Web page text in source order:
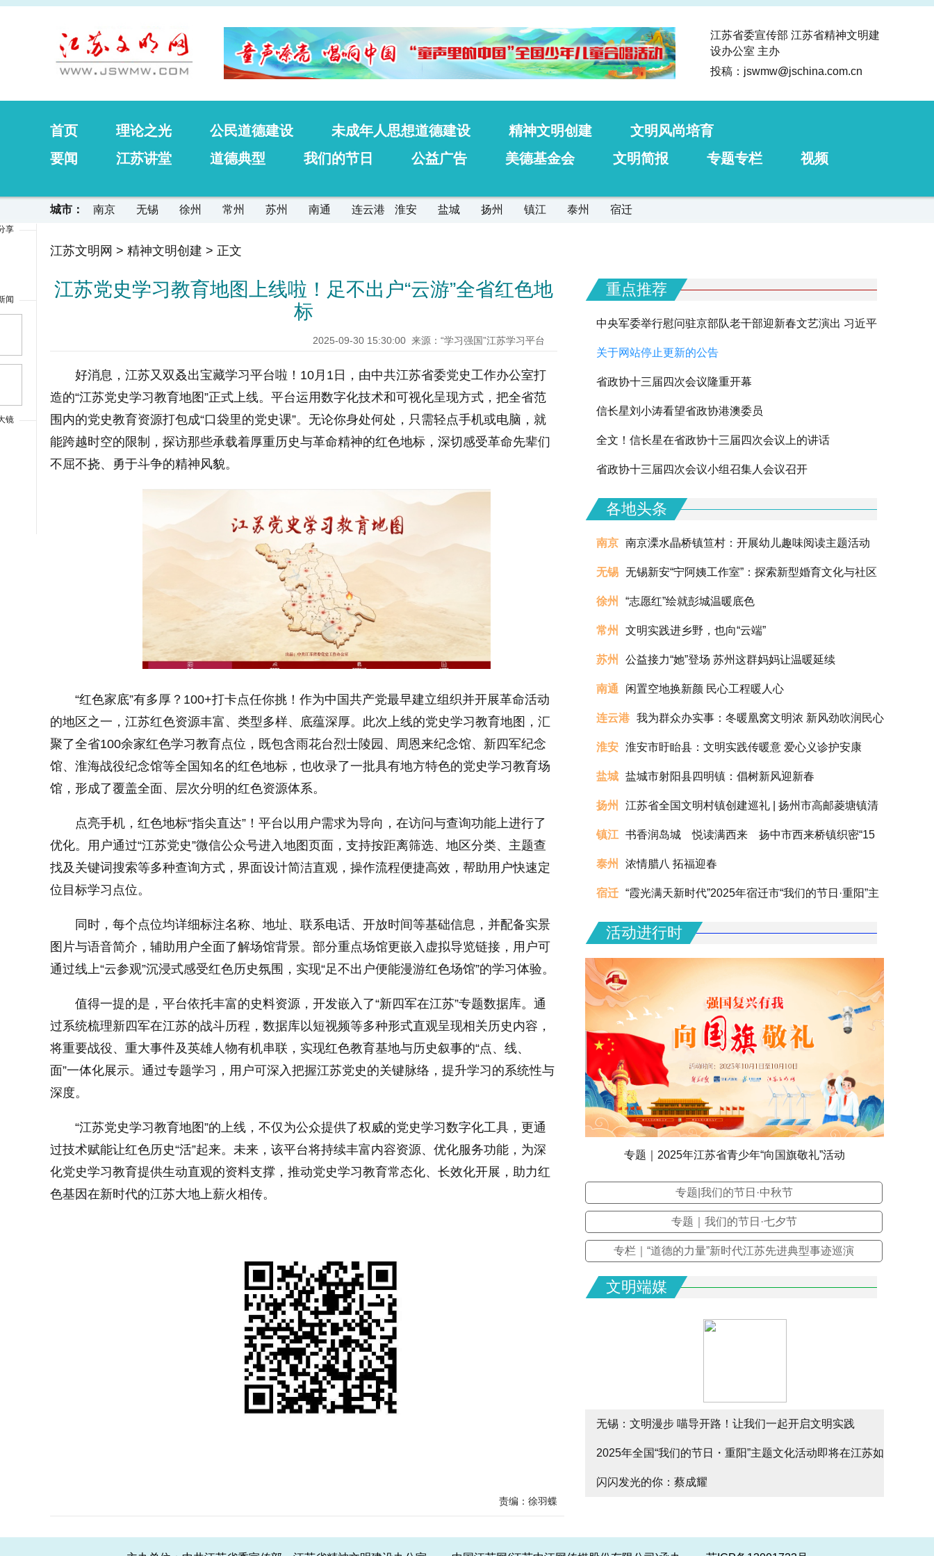
江苏省委宣传部 江苏省精神文明建
设办公室 主办
投稿：jswmw@jschina.com.cn
首页 理论之光 公民道德建设 未成年人思想道德建设 精神文明创建
文明风尚培育
要闻
江苏讲堂 道德典型 我们的节日 公益广告 美德基金会 文明简报 专题专栏 视频
城市： 南京 无锡 徐州 常州 苏州 南通 连云港 淮安 盐城 扬州 镇江 泰州 宿迁
江苏文明网 > 精神文明创建 > 正文
江苏党史学习教育地图上线啦！足不出户“云游”全省红色地
标
2025-09-30 15:30:00 来源：“学习强国”江苏学习平台
好消息，江苏又双叒出宝藏学习平台啦！10月1日，由中共江苏省委党史工作办公室打
造的“江苏党史学习教育地图”正式上线。平台运用数字化技术和可视化呈现方式，把全省范
围内的党史教育资源打包成“口袋里的党史课”。无论你身处何处，只需轻点手机或电脑，就
能跨越时空的限制，探访那些承载着厚重历史与革命精神的红色地标，深切感受革命先辈们
不屈不挠、勇于斗争的精神风貌。
“红色家底”有多厚？100+打卡点任你挑！作为中国共产党最早建立组织并开展革命活动
的地区之一，江苏红色资源丰富、类型多样、底蕴深厚。此次上线的党史学习教育地图，汇
聚了全省100余家红色学习教育点位，既包含雨花台烈士陵园、周恩来纪念馆、新四军纪念
馆、淮海战役纪念馆等全国知名的红色地标，也收录了一批具有地方特色的党史学习教育场
馆，形成了覆盖全面、层次分明的红色资源体系。
点亮手机，红色地标“指尖直达”！平台以用户需求为导向，在访问与查询功能上进行了
优化。用户通过“江苏党史”微信公众号进入地图页面，支持按距离筛选、地区分类、主题查
找及关键词搜索等多种查询方式，界面设计简洁直观，操作流程便捷高效，帮助用户快速定
位目标学习点位。
同时，每个点位均详细标注名称、地址、联系电话、开放时间等基础信息，并配备实景
图片与语音简介，辅助用户全面了解场馆背景。部分重点场馆更嵌入虚拟导览链接，用户可
通过线上“云参观”沉浸式感受红色历史氛围，实现“足不出户便能漫游红色场馆”的学习体验。
值得一提的是，平台依托丰富的史料资源，开发嵌入了“新四军在江苏”专题数据库。通
过系统梳理新四军在江苏的战斗历程，数据库以短视频等多种形式直观呈现相关历史内容，
将重要战役、重大事件及英雄人物有机串联，实现红色教育基地与历史叙事的“点、线、
面”一体化展示。通过专题学习，用户可深入把握江苏党史的关键脉络，提升学习的系统性与
深度。
“江苏党史学习教育地图”的上线，不仅为公众提供了权威的党史学习数字化工具，更通
过技术赋能让红色历史“活”起来。未来，该平台将持续丰富内容资源、优化服务功能，为深
化党史学习教育提供生动直观的资料支撑，推动党史学习教育常态化、长效化开展，助力红
色基因在新时代的江苏大地上薪火相传。
责编：徐羽蝶
重点推荐
中央军委举行慰问驻京部队老干部迎新春文艺演出 习近平
向全军老同志祝贺新春
关于网站停止更新的公告
省政协十三届四次会议隆重开幕
信长星刘小涛看望省政协港澳委员
全文！信长星在省政协十三届四次会议上的讲话
省政协十三届四次会议小组召集人会议召开
各地头条
南京 南京溧水晶桥镇笪村：开展幼儿趣味阅读主题活动
无锡 无锡新安“宁阿姨工作室”：探索新型婚育文化与社区
治理融合的创新实践
徐州 “志愿红”绘就彭城温暖底色
常州 文明实践进乡野，也向“云端”
苏州 公益接力“她”登场 苏州这群妈妈让温暖延续
南通 闲置空地换新颜 民心工程暖人心
连云港 我为群众办实事：冬暖凰窝文明浓 新风劲吹润民心
淮安 淮安市盱眙县：文明实践传暖意 爱心义诊护安康
盐城 盐城市射阳县四明镇：倡树新风迎新春
扬州 江苏省全国文明村镇创建巡礼 | 扬州市高邮菱塘镇清
真村
镇江 书香润岛城 悦读满西来 扬中市西来桥镇织密“15
分钟阅读圈”滋养全龄人生
泰州 浓情腊八 拓福迎春
宿迁 “霞光满天新时代”2025年宿迁市“我们的节日·重阳”主
场活动圆满举办
活动进行时
专题｜2025年江苏省青少年“向国旗敬礼”活动
专题|我们的节日·中秋节
专题｜我们的节日·七夕节
专栏｜“道德的力量”新时代江苏先进典型事迹巡演
文明端媒
无锡：文明漫步 喵导开路！让我们一起开启文明实践
citywalk
2025年全国“我们的节日・重阳”主题文化活动即将在江苏如
皋启幕
闪闪发光的你：蔡成耀
享
闻
镜